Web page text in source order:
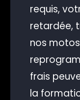
requis,
retardée,
nos
frais
la